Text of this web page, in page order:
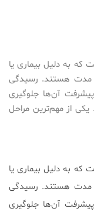
که به دلیل بیماری یا
مدت هستند. رسیدگی
آن‌ها جلوگیری
یکی از مهم‌ترین مراحل
که به دلیل بیماری یا
مدت هستند. رسیدگی
آن‌ها جلوگیری